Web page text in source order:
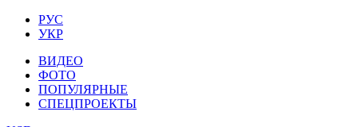
РУС
УКР
ВИДЕО
ФОТО
ПОПУЛЯРНЫЕ
СПЕЦПРОЕКТЫ